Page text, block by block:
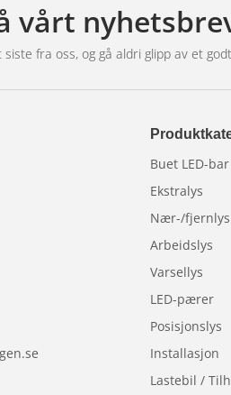
er designet for å være lett og
Rally5-pakken fra
kvalitet og kundeservice er det
kan du være sikker på at du får
fra NBB Original 225 LED får
Forbedre sikten og
kjøreopplevelse om
vårt
fra oss, og gå aldri glipp av et
Buet LED-bar
Ekstralys
Nær-/fjernlys
Arbeidslys
Varsellys
LED-pærer
Posisjonslys
Installasjon
Lastebil /